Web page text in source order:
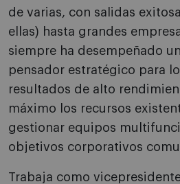
de varias, con salidas
ellas) hasta grandes
siempre ha desempeñado
pensador estratégico para
resultados de alto
máximo los recursos
gestionar equipos
objetivos corporativos
Trabaja como